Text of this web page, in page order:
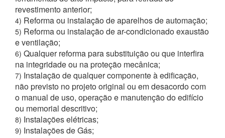
revestimento anterior;
4) Reforma ou instalação de aparelhos de automação;
5) Reforma ou instalação de ar-condicionado exaustão
e ventilação;
6) Qualquer reforma para substituição ou que interfira
na integridade ou na proteção mecânica;
7) Instalação de qualquer componente à edificação,
não previsto no projeto original ou em desacordo com
o manual de uso, operação e manutenção do edifício
ou memorial descritivo;
8) Instalações elétricas;
9) Instalações de Gás;